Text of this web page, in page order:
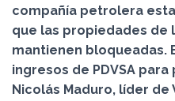
compañía petrolera
que las propiedades de
mantienen bloqueadas.
ingresos de PDVSA
Nicolás Maduro, líder de